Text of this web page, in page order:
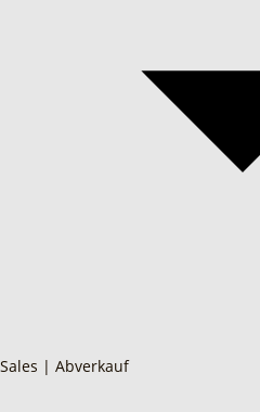
Sales | Abverkauf